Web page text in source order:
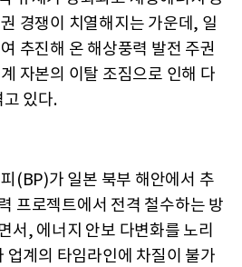
경쟁이 치열해지는 가운데, 일
추진해 온 해상풍력 발전 주권
자본의 이탈 조짐으로 인해 다
있다.
(BP)가 일본 북부 해안에서 추
프로젝트에서 전격 철수하는 방
서, 에너지 안보 다변화를 노리
업계의 타임라인에 차질이 불가